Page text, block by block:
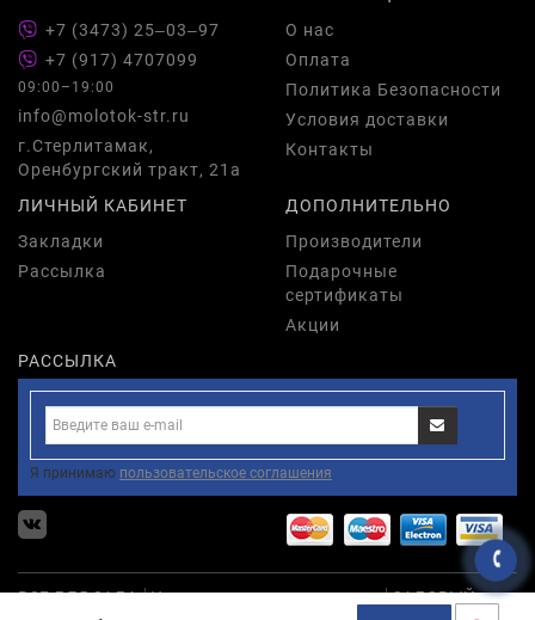
+7 (3473) 25‒03‒97
+7 (917) 4707099
09:00–19:00
info@molotok-str.ru
г.Стерлитамак,
Оренбургский тракт, 21а
О нас
Оплата
Политика Безопасности
Условия доставки
Контакты
ЛИЧНЫЙ КАБИНЕТ
Закладки
Рассылка
ДОПОЛНИТЕЛЬНО
Производители
Подарочные
сертификаты
Акции
РАССЫЛКА
Я принимаю пользовательское соглашения
ВСЕ ДЛЯ САДА Насадки дрели,мшу,наждаки
САДОВЫЙ